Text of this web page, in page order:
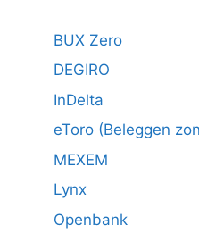
BUX Zero
DEGIRO
InDelta
eToro (Beleggen
MEXEM
Lynx
Openbank